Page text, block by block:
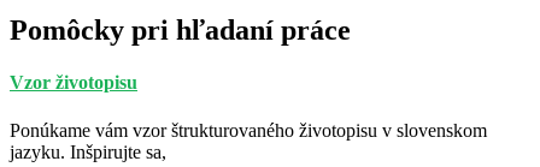
Pomôcky pri hľadaní práce
Vzor životopisu
Ponúkame vám vzor štrukturovaného životopisu v slovenskom
jazyku. Inšpirujte sa,